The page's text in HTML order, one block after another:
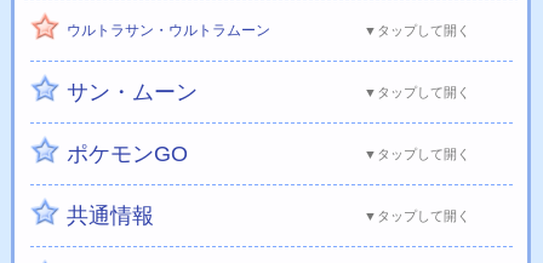
ウルトラサン・ウルトラムーン ▼タップして開く
サン・ムーン ▼タップして開く
ポケモンGO ▼タップして開く
共通情報 ▼タップして開く